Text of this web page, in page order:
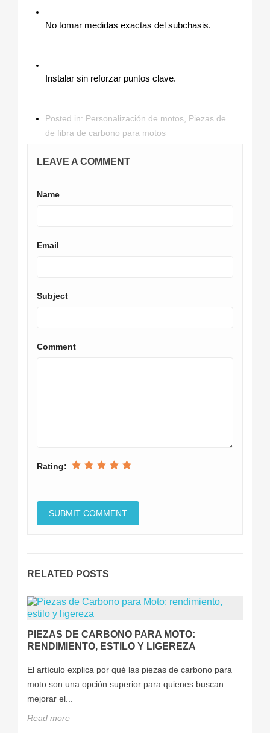
No tomar medidas exactas del subchasis.
Instalar sin reforzar puntos clave.
Posted in: Personalización de motos, Piezas de
de fibra de carbono para motos
LEAVE A COMMENT
Name
Email
Subject
Comment
Rating:
RELATED POSTS
PIEZAS DE CARBONO PARA MOTO:
RENDIMIENTO, ESTILO Y LIGEREZA
El artículo explica por qué las piezas de carbono para
moto son una opción superior para quienes buscan
mejorar el...
Read more